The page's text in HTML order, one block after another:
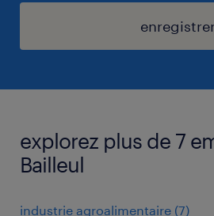
explorez plus de 7
Bailleul
industrie agroalimentaire (7)